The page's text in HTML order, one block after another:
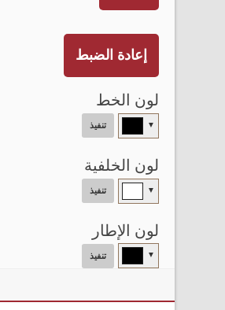
إعادة الضبط
لون الخط
▼ تنفيذ
لون الخلفية
▼ تنفيذ
لون الإطار
▼ تنفيذ